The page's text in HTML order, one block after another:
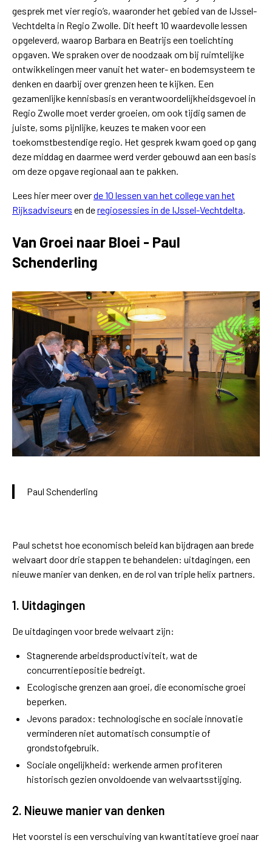
gesprek met vier regio’s, waaronder het gebied van de IJssel-
Vechtdelta in Regio Zwolle. Dit heeft 10 waardevolle lessen
opgeleverd, waarop Barbara en Beatrijs een toelichting
opgaven. We spraken over de noodzaak om bij ruimtelijke
ontwikkelingen meer vanuit het water- en bodemsysteem te
denken en daarbij over grenzen heen te kijken. Een
gezamenlijke kennisbasis en verantwoordelijkheidsgevoel in
Regio Zwolle moet verder groeien, om ook tijdig samen de
juiste, soms pijnlijke, keuzes te maken voor een
toekomstbestendige regio. Het gesprek kwam goed op gang
deze middag en daarmee werd verder gebouwd aan een basis
om deze opgave regionaal aan te pakken.
Lees hier meer overde 10 lessen van het college van het
Rijksadviseurs en deregiosessies in de IJssel-Vechtdelta.
Van Groei naar Bloei - Paul
Schenderling
Paul Schenderling
Paul schetst hoe economisch beleid kan bijdragen aan brede
welvaart door drie stappen te behandelen: uitdagingen, een
nieuwe manier van denken, en de rol van triple helix partners.
1. Uitdagingen
De uitdagingen voor brede welvaart zijn:
Stagnerende arbeidsproductiviteit, wat de
concurrentiepositie bedreigt.
Ecologische grenzen aan groei, die economische groei
beperken.
Jevons paradox: technologische en sociale innovatie
verminderen niet automatisch consumptie of
grondstofgebruik.
Sociale ongelijkheid: werkende armen profiteren
historisch gezien onvoldoende van welvaartsstijging.
2. Nieuwe manier van denken
Het voorstel is een verschuiving van kwantitatieve groei naar